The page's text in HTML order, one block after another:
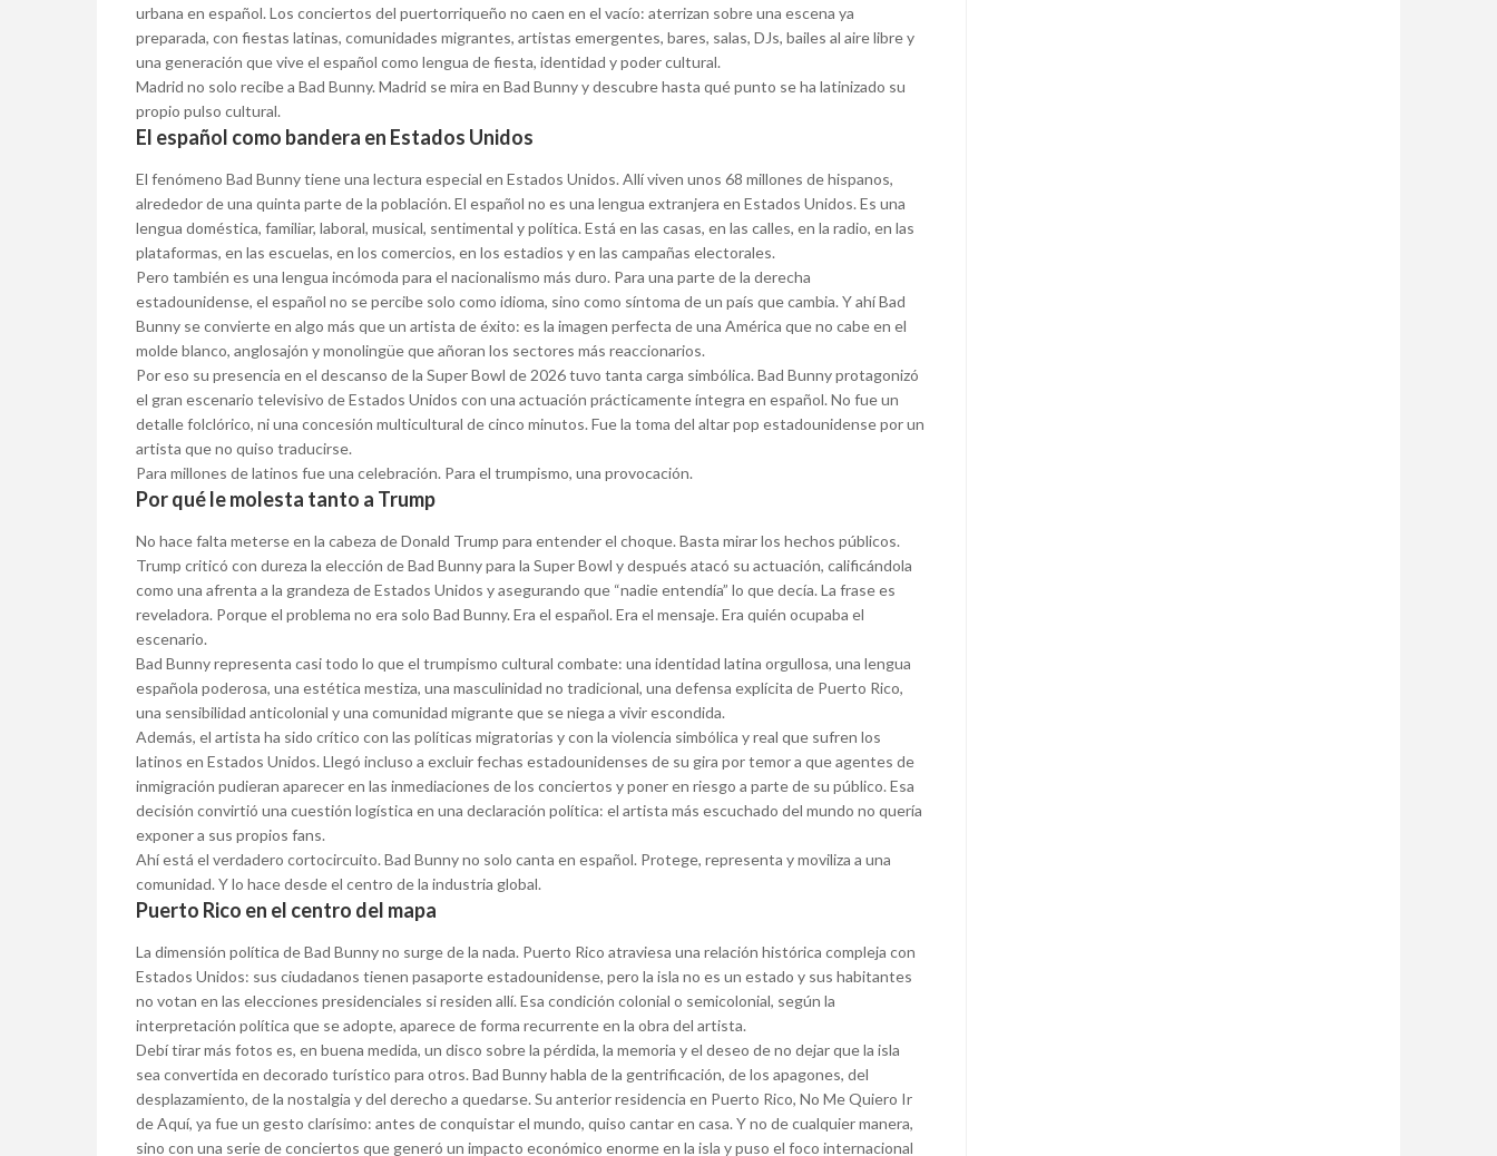
urbana en español. Los conciertos del puertorriqueño no caen en el vacío: aterrizan sobre una escena ya
preparada, con fiestas latinas, comunidades migrantes, artistas emergentes, bares, salas, DJs, bailes al aire libre y
una generación que vive el español como lengua de fiesta, identidad y poder cultural.
Madrid no solo recibe a Bad Bunny. Madrid se mira en Bad Bunny y descubre hasta qué punto se ha latinizado su
propio pulso cultural.
El español como bandera en Estados Unidos
El fenómeno Bad Bunny tiene una lectura especial en Estados Unidos. Allí viven unos 68 millones de hispanos,
alrededor de una quinta parte de la población. El español no es una lengua extranjera en Estados Unidos. Es una
lengua doméstica, familiar, laboral, musical, sentimental y política. Está en las casas, en las calles, en la radio, en las
plataformas, en las escuelas, en los comercios, en los estadios y en las campañas electorales.
Pero también es una lengua incómoda para el nacionalismo más duro. Para una parte de la derecha
estadounidense, el español no se percibe solo como idioma, sino como síntoma de un país que cambia. Y ahí Bad
Bunny se convierte en algo más que un artista de éxito: es la imagen perfecta de una América que no cabe en el
molde blanco, anglosajón y monolingüe que añoran los sectores más reaccionarios.
Por eso su presencia en el descanso de la Super Bowl de 2026 tuvo tanta carga simbólica. Bad Bunny protagonizó
el gran escenario televisivo de Estados Unidos con una actuación prácticamente íntegra en español. No fue un
detalle folclórico, ni una concesión multicultural de cinco minutos. Fue la toma del altar pop estadounidense por un
artista que no quiso traducirse.
Para millones de latinos fue una celebración. Para el trumpismo, una provocación.
Por qué le molesta tanto a Trump
No hace falta meterse en la cabeza de Donald Trump para entender el choque. Basta mirar los hechos públicos.
Trump criticó con dureza la elección de Bad Bunny para la Super Bowl y después atacó su actuación, calificándola
como una afrenta a la grandeza de Estados Unidos y asegurando que “nadie entendía” lo que decía. La frase es
reveladora. Porque el problema no era solo Bad Bunny. Era el español. Era el mensaje. Era quién ocupaba el
escenario.
Bad Bunny representa casi todo lo que el trumpismo cultural combate: una identidad latina orgullosa, una lengua
española poderosa, una estética mestiza, una masculinidad no tradicional, una defensa explícita de Puerto Rico,
una sensibilidad anticolonial y una comunidad migrante que se niega a vivir escondida.
Además, el artista ha sido crítico con las políticas migratorias y con la violencia simbólica y real que sufren los
latinos en Estados Unidos. Llegó incluso a excluir fechas estadounidenses de su gira por temor a que agentes de
inmigración pudieran aparecer en las inmediaciones de los conciertos y poner en riesgo a parte de su público. Esa
decisión convirtió una cuestión logística en una declaración política: el artista más escuchado del mundo no quería
exponer a sus propios fans.
Ahí está el verdadero cortocircuito. Bad Bunny no solo canta en español. Protege, representa y moviliza a una
comunidad. Y lo hace desde el centro de la industria global.
Puerto Rico en el centro del mapa
La dimensión política de Bad Bunny no surge de la nada. Puerto Rico atraviesa una relación histórica compleja con
Estados Unidos: sus ciudadanos tienen pasaporte estadounidense, pero la isla no es un estado y sus habitantes
no votan en las elecciones presidenciales si residen allí. Esa condición colonial o semicolonial, según la
interpretación política que se adopte, aparece de forma recurrente en la obra del artista.
Debí tirar más fotos es, en buena medida, un disco sobre la pérdida, la memoria y el deseo de no dejar que la isla
sea convertida en decorado turístico para otros. Bad Bunny habla de la gentrificación, de los apagones, del
desplazamiento, de la nostalgia y del derecho a quedarse. Su anterior residencia en Puerto Rico, No Me Quiero Ir
de Aquí, ya fue un gesto clarísimo: antes de conquistar el mundo, quiso cantar en casa. Y no de cualquier manera,
sino con una serie de conciertos que generó un impacto económico enorme en la isla y puso el foco internacional